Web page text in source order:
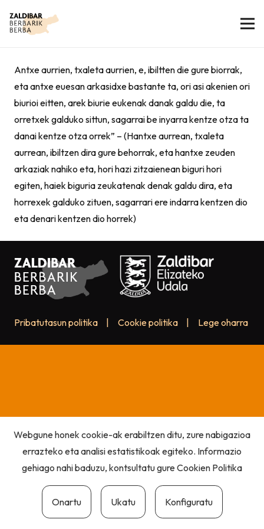
Antxe aurrien, txaleta aurrien, e, ibiltten die gure biorrak,
eta antxe euesan arkasidxe bastante ta, ori asi akenien ori
biurioi eitten, arek biurie eukenak danak galdu die, ta
orretxek galduko sittun, sagarrai be inyarra kentze otza ta
danai kentze otza orrek” – (Hantxe aurrean, txaleta
aurrean, ibiltzen dira gure behorrak, eta hantxe zeuden
arkaziak nahiko eta, hori hazi zitzaienean biguri hori
egiten, haiek biguria zeukatenak denak galdu dira, eta
horrexek galduko zituen, sagarrari ere indarra kentzen dio
eta denari kentzen dio horrek)
Pribatutasun politika Cookie politika Lege oharra
Webgune honek cookie-ak erabiltzen ditu, zure nabigazioa
errazteko eta analisi estatistikoak egiteko. Informazio
gehiago nahi baduzu, kontsultatu gureCookien Politika
Onartu Ukatu Konfiguratu